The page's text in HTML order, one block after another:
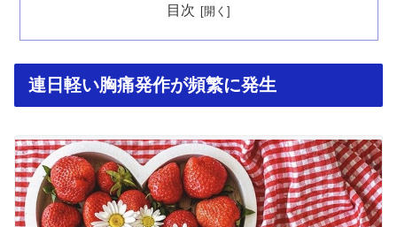
目次
連日軽い胸痛発作が頻繁に発生